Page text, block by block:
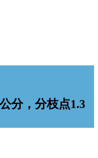
分，分枝点1.3